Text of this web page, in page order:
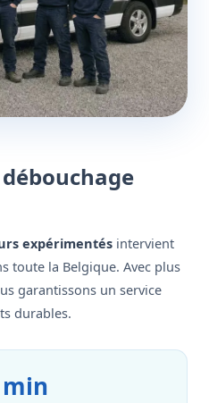
expérimentés intervient
toute la Belgique. Avec plus
garantissons un service
durables.